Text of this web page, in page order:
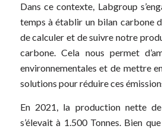
Dans ce contexte, Labgroup
temps à établir un bilan carbone
de calculer et de suivre notre
carbone. Cela nous permet
environnementales et de mettre
solutions pour réduire ces
En 2021, la production nette
s’élevait à 1.500 Tonnes. Bien